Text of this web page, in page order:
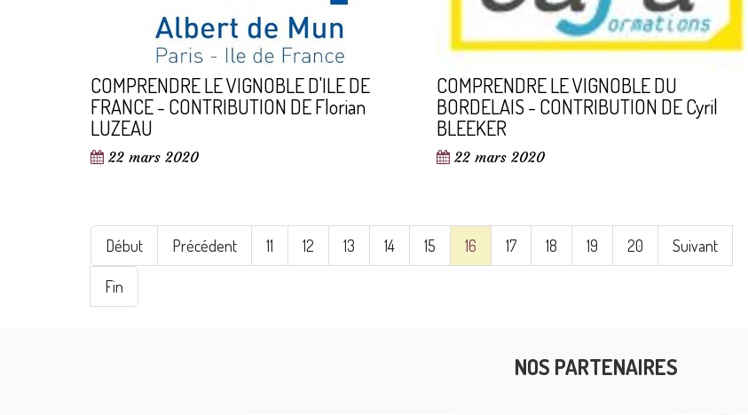
COMPRENDRE LE VIGNOBLE D'ILE DE
FRANCE - CONTRIBUTION DE Florian
LUZEAU
22 mars 2020
COMPRENDRE LE VIGNOBLE DU
BORDELAIS - CONTRIBUTION DE Cyril
BLEEKER
22 mars 2020
Début Précédent 11 12 13 14 15 16 17 18 19 20 Suivant
Fin
NOS PARTENAIRES